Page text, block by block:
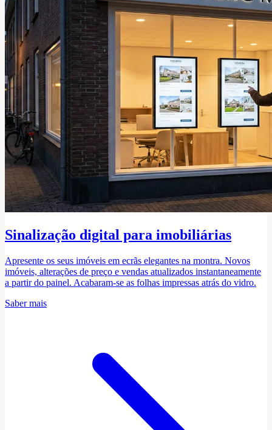
Sinalização digital para imobiliárias
Apresente os seus imóveis em ecrãs elegantes na montra. Novos
imóveis, alterações de preço e vendas atualizados instantaneamente
a partir do painel. Acabaram-se as folhas impressas atrás do vidro.
Saber mais